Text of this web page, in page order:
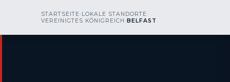
nos
engineering
RUFEN SIE UNS AN AOG 24/7
STARTSEITE LOKALE STANDORTE
VEREINIGTES KÖNIGREICH BELFAST